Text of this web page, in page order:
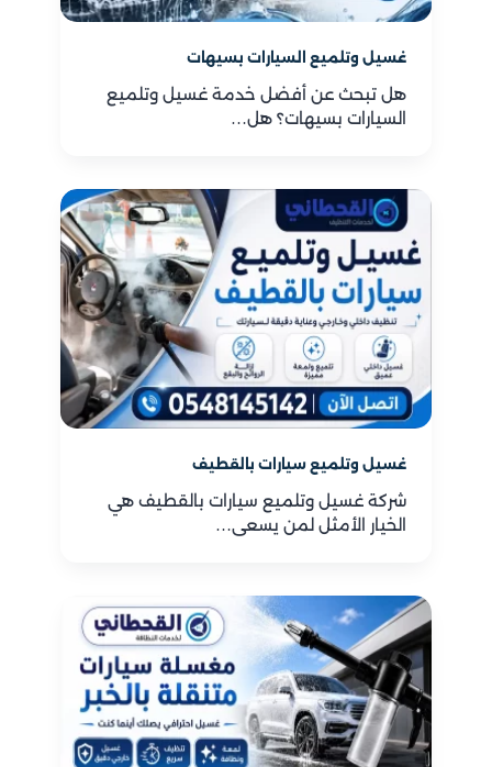
غسيل وتلميع السيارات بسيهات
هل تبحث عن أفضل خدمة غسيل وتلميع
السيارات بسيهات؟ هل…
غسيل وتلميع سيارات بالقطيف
شركة غسيل وتلميع سيارات بالقطيف هي
الخيار الأمثل لمن يسعى…